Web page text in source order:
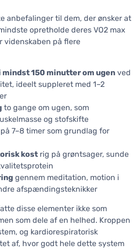
anbefalinger til dem, der ønsker at
opretholde deres VO2 max
videnskaben på flere
mindst 150 minutter om ugen ved
ideelt suppleret med 1–2
to gange om ugen, som
og stofskifte
på 7–8 timer som grundlag for
kost rig på grøntsager, sunde
gennem meditation, motion i
afspændingsteknikker
disse elementer ikke som
som dele af en helhed. Kroppen
og kardiorespiratorisk
af, hvor godt hele dette system